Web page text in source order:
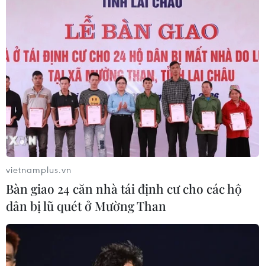
Chủ động ứng phó với biến đổi khí
hậu trong thời kỳ mới
05/08/2026 14:57
Gần 40 điểm bị sạt lở đất do mưa lớn
tại Lào Cai
05/08/2026 14:56
Bão số 3 gây gió mạnh, sóng cao trên
vùng biển phía Đông Nam
05/08/2026 14:55
vietnamplus.vn
Bàn giao 24 căn nhà tái định cư cho các hộ
dân bị lũ quét ở Mường Than